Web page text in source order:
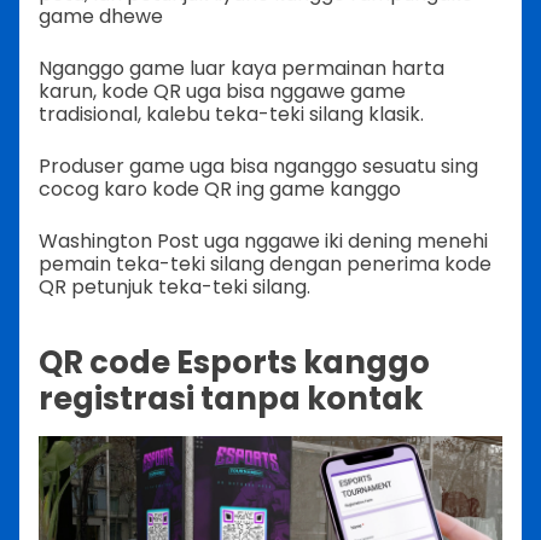
game dhewe
Nganggo game luar kaya permainan harta
karun, kode QR uga bisa nggawe game
tradisional, kalebu teka-teki silang klasik.
Produser game uga bisa nganggo sesuatu sing
cocog karo kode QR ing game kanggo
Washington Post uga nggawe iki dening menehi
pemain teka-teki silang dengan penerima kode
QR petunjuk teka-teki silang.
QR code Esports kanggo
registrasi tanpa kontak